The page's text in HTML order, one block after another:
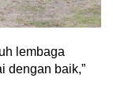
lembaga
dengan baik,”